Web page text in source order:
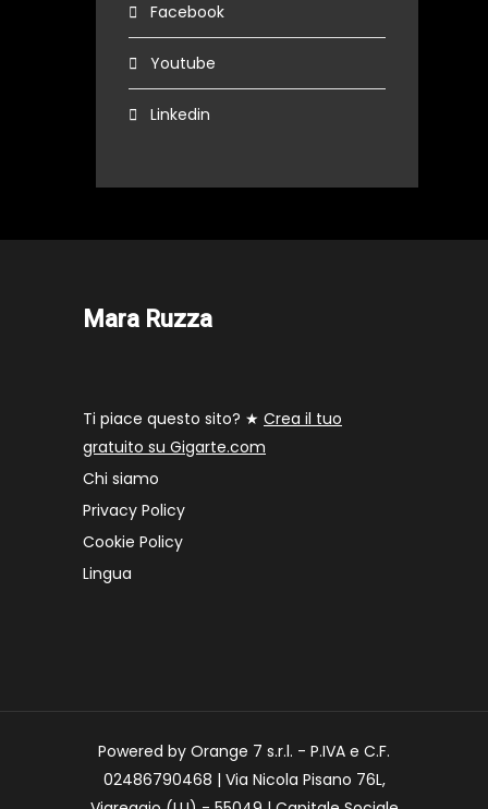
Facebook
Youtube
Linkedin
Mara Ruzza
Ti piace questo sito? ★ Crea il tuo
gratuito su Gigarte.com
Chi siamo
Privacy Policy
Cookie Policy
Lingua
Powered by Orange 7 s.r.l. - P.IVA e C.F.
02486790468 | Via Nicola Pisano 76L,